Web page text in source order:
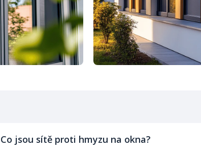
Co jsou sítě proti hmyzu na okna?